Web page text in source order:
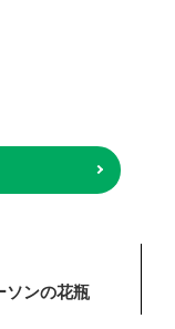
ソンの花瓶